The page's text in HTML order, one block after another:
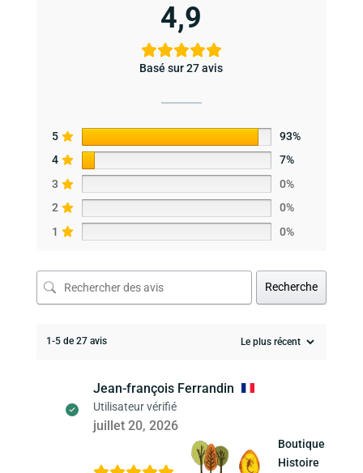
4,9
Basé sur 27 avis
5
93%
4
7%
3
0%
2
0%
1
0%
Recherche
1-5 de 27 avis
Jean-françois Ferrandin
Utilisateur vérifié
juillet 20, 2026
Boutique
Histoire